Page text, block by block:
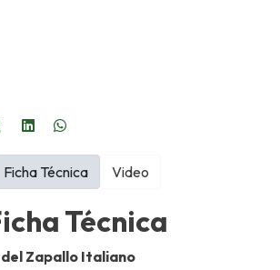
Técnica
Zapallo Italiano
Ficha Técnica Video